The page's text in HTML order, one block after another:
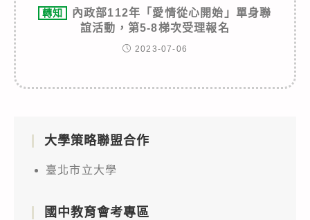
轉知
內政部112年「愛情從心開始」單身聯
誼活動，第5-8梯次受理報名
2023-07-06
大學策略聯盟合作
臺北市立大學
國中教育會考專區